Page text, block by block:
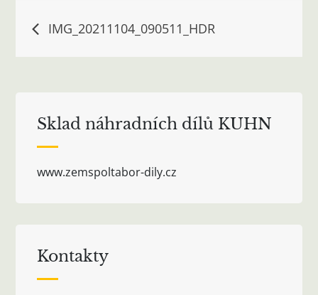
Navigace
IMG_20211104_090511_HDR
Sklad náhradních dílů KUHN
www.zemspoltabor-dily.cz
Kontakty